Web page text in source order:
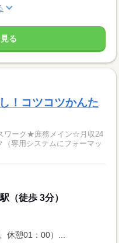
る
！コツコツかんた
ワーク★庶務メイン☆月収24
（徒歩 3分）
休憩01：00）...